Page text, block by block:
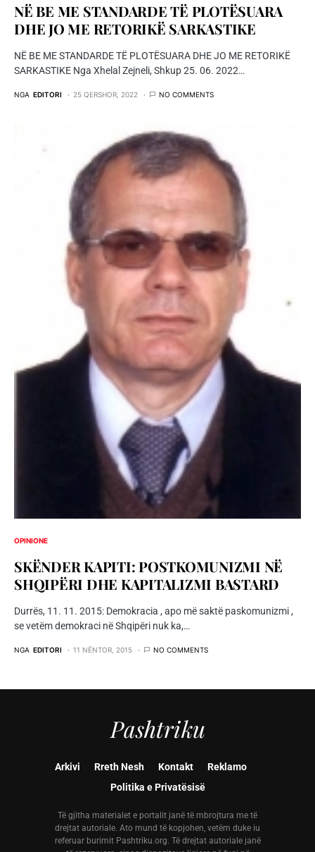
NË BE ME STANDARDE TË PLOTËSUARA
DHE JO ME RETORIKË SARKASTIKE
NË BE ME STANDARDE TË PLOTËSUARA DHE JO ME RETORIKË
SARKASTIKE Nga Xhelal Zejneli, Shkup 25. 06. 2022…
NGA EDITORI 25 QERSHOR, 2022 NO COMMENTS
OPINIONE
SKËNDER KAPITI: POSTKOMUNIZMI NË
SHQIPËRI DHE KAPITALIZMI BASTARD
Durrës, 11. 11. 2015: Demokracia , apo më saktë paskomunizmi ,
se vetëm demokraci në Shqipëri nuk ka,…
NGA EDITORI 11 NËNTOR, 2015 NO COMMENTS
Pashtriku
Arkivi Rreth Nesh Kontakt
Reklamo
Politika e Privatësisë
Të gjitha materialet e portalit janë të mbrojtura me të
drejtat autoriale. Ato mund të kopjohen, vetëm duke iu
referuar burimit Pashtriku.org. Të drejtat autoriale janë